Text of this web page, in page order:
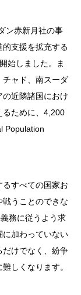
ン赤新月社の事
支援を拡充する
始しました。ま
チャド、南スーダ
近隣諸国におけ
るために、4,200
Population
るすべての国家お
うことのできな
務に従うよう求
に加わっていない
だけでなく、紛争
しくなります。